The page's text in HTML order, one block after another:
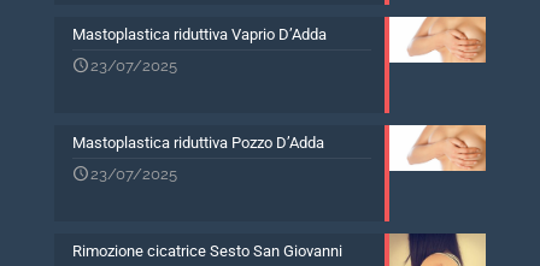
Mastoplastica riduttiva Vaprio D’Adda
23/07/2025
Mastoplastica riduttiva Pozzo D’Adda
23/07/2025
Rimozione cicatrice Sesto San Giovanni